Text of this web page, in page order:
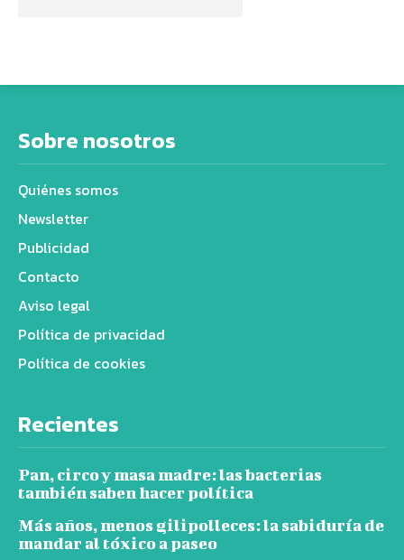
Sobre nosotros
Quiénes somos
Newsletter
Publicidad
Contacto
Aviso legal
Política de privacidad
Política de cookies
Recientes
Pan, circo y masa madre: las bacterias
también saben hacer política
Más años, menos gilipolleces: la sabiduría de
mandar al tóxico a paseo